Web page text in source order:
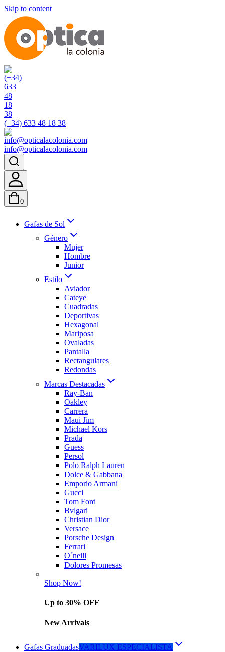
Skip to content
(+34) 633 48 18 38
info@opticalacolonia.com
0
Gafas de Sol
Género
Mujer
Hombre
Junior
Estilo
Aviador
Cateye
Cuadradas
Deportivas
Hexagonal
Mariposa
Ovaladas
Pantalla
Rectangulares
Redondas
Marcas Destacadas
Ray-Ban
Oakley
Carrera
Maui Jim
Michael Kors
Prada
Guess
Persol
Polo Ralph Lauren
Dolce & Gabbana
Emporio Armani
Gucci
Tom Ford
Bvlgari
Christian Dior
Versace
Porsche Design
Ferrari
O´neill
Dolores Promesas
Shop Now!
Up to 30% OFF
New Arrivals
Gafas GraduadasVARILUX ESPECIALISTA